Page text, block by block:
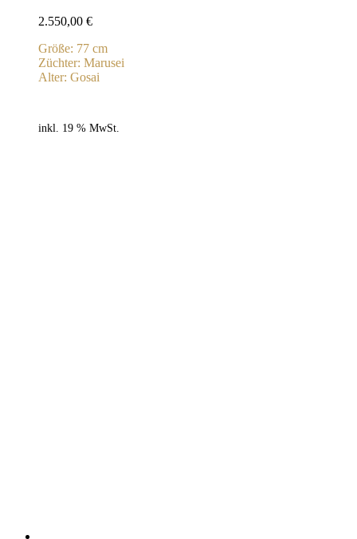
2.550,00 €
Größe: 77 cm
Züchter: Marusei
Alter: Gosai
inkl. 19 % MwSt.